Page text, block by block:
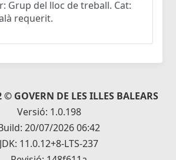
Grup del lloc de treball. Cat:
requerit.
GOVERN DE LES ILLES BALEARS
Versió: 1.0.198
20/07/2026 06:42
JDK: 11.0.12+8-LTS-237